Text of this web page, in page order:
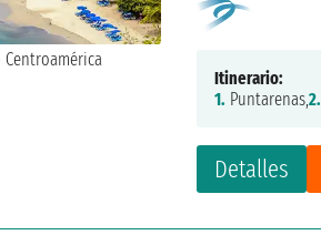
Detalles
Itinerario:
1. Puntarenas,2.